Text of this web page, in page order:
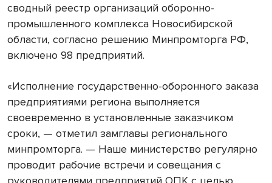
сводный реестр организаций оборонно-
промышленного комплекса Новосибирской
области, согласно решению Минпромторга РФ,
включено 98 предприятий.
«Исполнение государственно-оборонного заказа
предприятиями региона выполняется
своевременно в установленные заказчиком
сроки, — отметил замглавы регионального
минпромторга. — Наше министерство регулярно
проводит рабочие встречи и совещания с